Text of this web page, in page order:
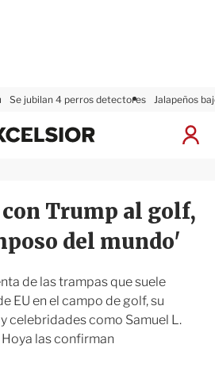
Se jubilan 4 perros detectores Jalapeños
I
i
a
x
i
r
Trump al golf,
del mundo'
de las trampas que suele
EU en el campo de golf, su
celebridades como Samuel L.
las confirman